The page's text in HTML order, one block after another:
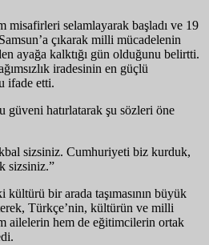
misafirleri selamlayarak başladı ve 19
çıkarak milli mücadelenin
ayağa kalktığı gün olduğunu belirtti.
iradesinin en güçlü
ifade etti.
güveni hatırlatarak şu sözleri öne
sizsiniz. Cumhuriyeti biz kurduk,
sizsiniz.”
bir arada taşımasının büyük
Türkçe’nin, kültürün ve milli
ailelerin hem de eğitimcilerin ortak